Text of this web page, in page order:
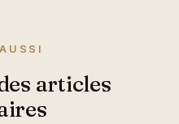
articles